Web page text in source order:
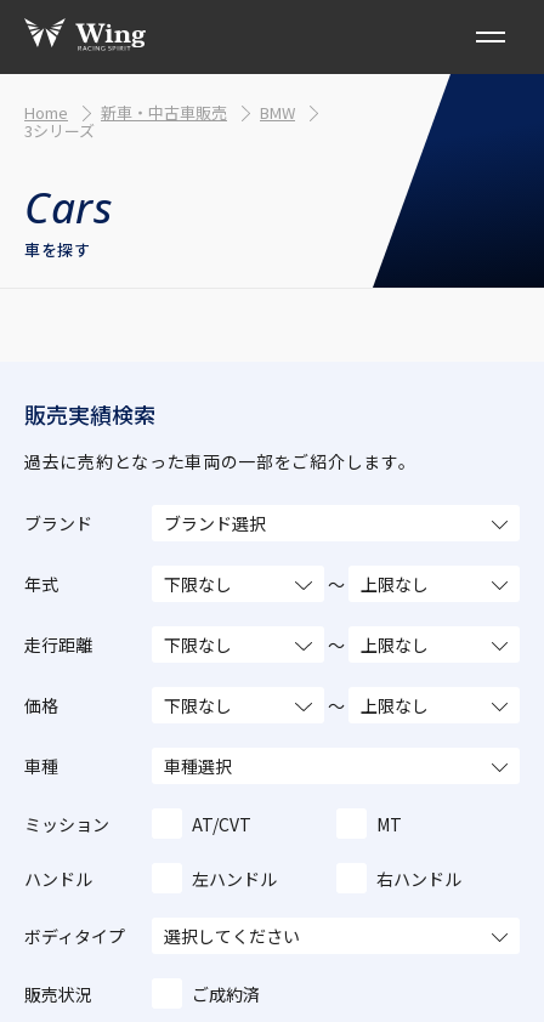
Home 新車・中古車販売 BMW
3シリーズ
車を探す
販売実績検索
過去に売約となった車両の一部をご紹介します。
ブランド
年式 ～
走行距離 ～
価格 ～
車種
ミッション AT/CVT MT
ハンドル 左ハンドル 右ハンドル
ボディタイプ
販売状況 ご成約済